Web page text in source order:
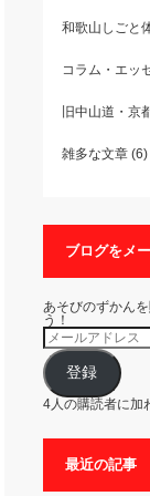
和歌山しごと
コラム・エッ
旧中山道・京
雑多な文章(6)
ブログをメ
あそびのずかん
う！
メ
ー
ル
ア
ド
レ
ス
登録
4人の購読者に加
最近の記事